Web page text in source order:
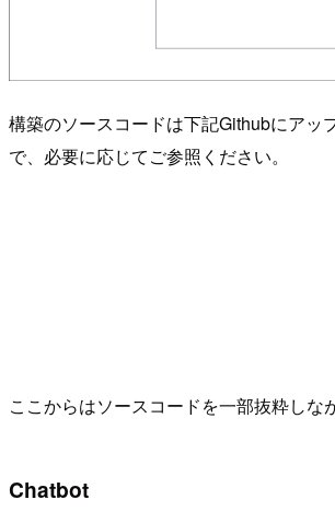
構築のソースコードは下記Githubにアッ
で、必要に応じてご参照ください。
ここからはソースコードを一部抜粋しな
Chatbot